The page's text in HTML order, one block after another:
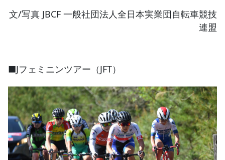
文/写真 JBCF 一般社団法人全日本実業団自転車競技
連盟
■Jフェミニンツアー（JFT）